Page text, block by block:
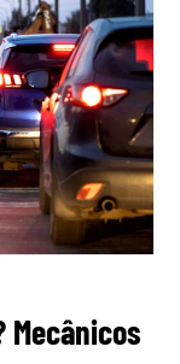
Mecânicos